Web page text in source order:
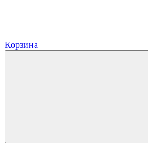
Корзина